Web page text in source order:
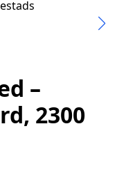
–
2300